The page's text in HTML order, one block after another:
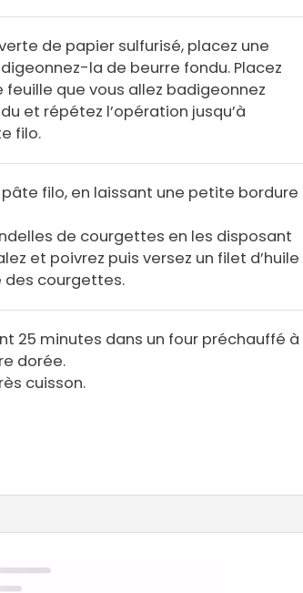
de papier sulfurisé, placez une
la de beurre fondu. Placez
feuille que vous allez badigeonnez
et répétez l’opération jusqu’à
filo.
filo, en laissant une petite bordure
de courgettes en les disposant
et poivrez puis versez un filet d’huile
des courgettes.
25 minutes dans un four préchauffé à
dorée.
cuisson.